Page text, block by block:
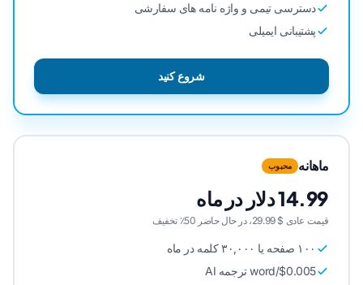
دسترسی تیمی و واژه نامه های سفارشی
پشتیبانی ایمیلی
شروع کنید
ماهانه محبوب
14.99 دلار در ماه
قیمت عادی $ 29.99، در حال حاضر 50٪ تخفیف
۱۰۰ صفحه یا ۳۰,۰۰۰ کلمه در ماه
$0.005/word ترجمه AI